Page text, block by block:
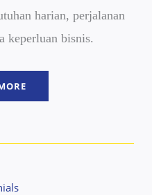
harian, perjalanan
keperluan bisnis.